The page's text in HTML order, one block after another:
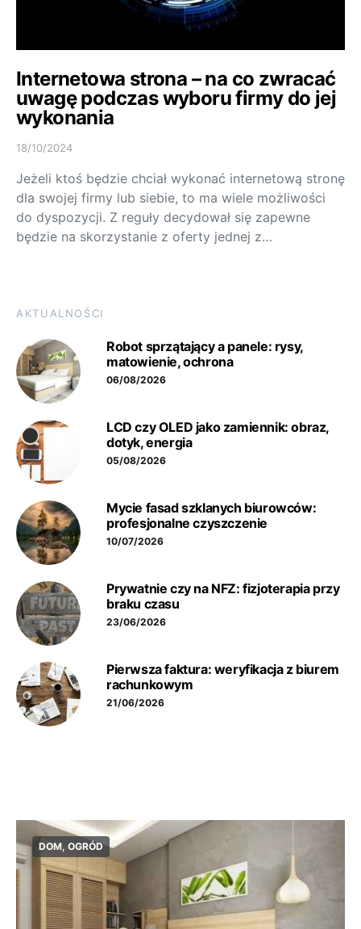
Internetowa strona – na co zwracać
uwagę podczas wyboru firmy do jej
wykonania
18/10/2024
Jeżeli ktoś będzie chciał wykonać internetową stronę
dla swojej firmy lub siebie, to ma wiele możliwości
do dyspozycji. Z reguły decydował się zapewne
będzie na skorzystanie z oferty jednej z…
AKTUALNOŚCI
Robot sprzątający a panele: rysy,
matowienie, ochrona
06/08/2026
LCD czy OLED jako zamiennik: obraz,
dotyk, energia
05/08/2026
Mycie fasad szklanych biurowców:
profesjonalne czyszczenie
10/07/2026
Prywatnie czy na NFZ: fizjoterapia przy
braku czasu
23/06/2026
Pierwsza faktura: weryfikacja z biurem
rachunkowym
21/06/2026
DOM, OGRÓD